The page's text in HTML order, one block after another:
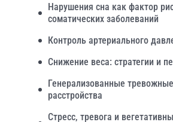
Нарушения сна как фактор
соматических заболеваний
Контроль артериального
Снижение веса: стратегии и
Генерализованные тревожные
расстройства
Стресс, тревога и